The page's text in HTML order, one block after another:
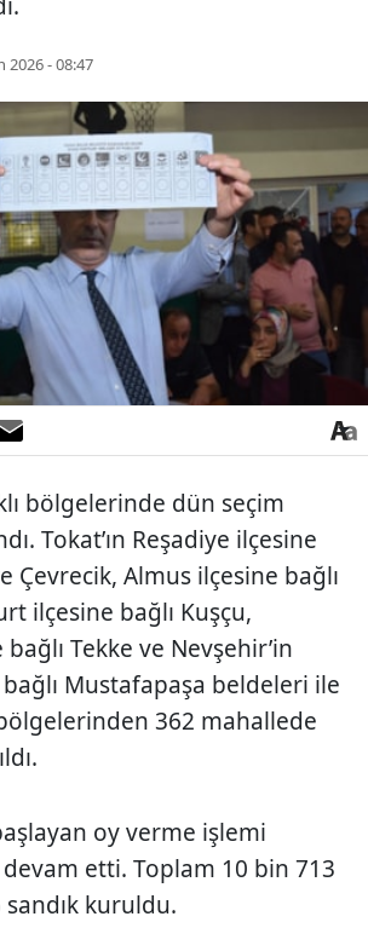
2026 - 08:47
bölgelerinde dün seçim
Tokat’ın Reşadiye ilçesine
Çevrecik, Almus ilçesine bağlı
ilçesine bağlı Kuşçu,
bağlı Tekke ve Nevşehir’in
Mustafapaşa beldeleri ile
362 mahallede
oy verme işlemi
devam etti. Toplam 10 bin 713
kuruldu.